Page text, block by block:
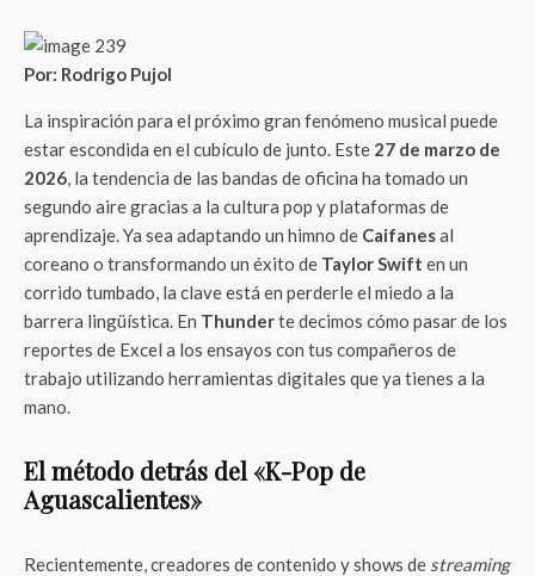
Por: Rodrigo Pujol
La inspiración para el próximo gran fenómeno musical puede
estar escondida en el cubículo de junto. Este 27 de marzo de
2026, la tendencia de las bandas de oficina ha tomado un
segundo aire gracias a la cultura pop y plataformas de
aprendizaje. Ya sea adaptando un himno de Caifanesal
coreano o transformando un éxito de Taylor Swift en un
corrido tumbado, la clave está en perderle el miedo a la
barrera lingüística. En Thunderte decimos cómo pasar de los
reportes de Excel a los ensayos con tus compañeros de
trabajo utilizando herramientas digitales que ya tienes a la
mano.
El método detrás del «K-Pop de
Aguascalientes»
Recientemente, creadores de contenido y shows de streaming